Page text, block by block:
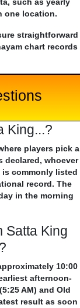
such as yearly
one location.
straightforward
chart records
King...?
players pick a
declared, whoever
is commonly listed
record. The
in the morning
Satta King
10:00
afternoon-
AM) and Old
result as soon